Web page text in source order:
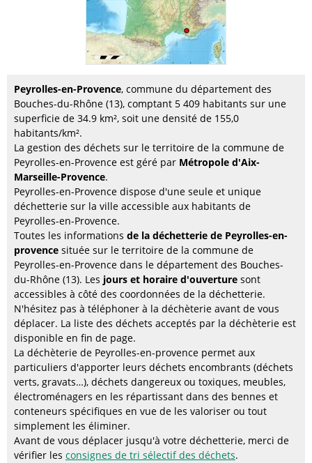
Peyrolles-en-Provence, commune du département des
Bouches-du-Rhône (13), comptant 5 409 habitants sur une
superficie de 34.9 km², soit une densité de 155,0
habitants/km².
La gestion des déchets sur le territoire de la commune de
Peyrolles-en-Provence est géré par Métropole d'Aix-
Marseille-Provence.
Peyrolles-en-Provence dispose d'une seule et unique
déchetterie sur la ville accessible aux habitants de
Peyrolles-en-Provence.
Toutes les informations de la déchetterie de Peyrolles-en-
provence située sur le territoire de la commune de
Peyrolles-en-Provence dans le département des Bouches-
du-Rhône (13). Les jours et horaire d'ouverture sont
accessibles à côté des coordonnées de la déchetterie.
N'hésitez pas à téléphoner à la déchèterie avant de vous
déplacer. La liste des déchets acceptés par la déchèterie est
disponible en fin de page.
La déchèterie de Peyrolles-en-provence permet aux
particuliers d'apporter leurs déchets encombrants (déchets
verts, gravats…), déchets dangereux ou toxiques, meubles,
électroménagers en les répartissant dans des bennes et
conteneurs spécifiques en vue de les valoriser ou tout
simplement les éliminer.
Avant de vous déplacer jusqu'à votre déchetterie, merci de
vérifier les consignes de tri sélectif des déchets.